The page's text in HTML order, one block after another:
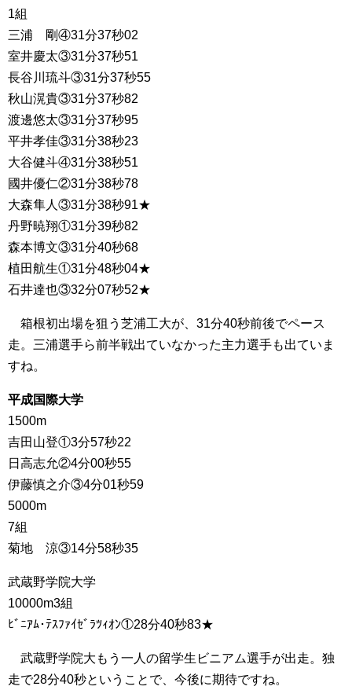
1組
三浦 剛④31分37秒02
室井慶太③31分37秒51
長谷川琉斗③31分37秒55
秋山滉貴③31分37秒82
渡邊悠太③31分37秒95
平井孝佳③31分38秒23
大谷健斗④31分38秒51
國井優仁②31分38秒78
大森隼人③31分38秒91★
丹野暁翔①31分39秒82
森本博文③31分40秒68
植田航生①31分48秒04★
石井達也③32分07秒52★
箱根初出場を狙う芝浦工大が、31分40秒前後でペース
走。三浦選手ら前半戦出ていなかった主力選手も出ていま
すね。
平成国際大学
1500m
吉田山登①3分57秒22
日高志允②4分00秒55
伊藤慎之介③4分01秒59
5000m
7組
菊地 涼③14分58秒35
武蔵野学院大学
10000m3組
ﾋﾞﾆｱﾑ･ﾃｽﾌｧｲｾﾞﾗﾂｨｵﾝ①28分40秒83★
武蔵野学院大もう一人の留学生ビニアム選手が出走。独
走で28分40秒ということで、今後に期待ですね。